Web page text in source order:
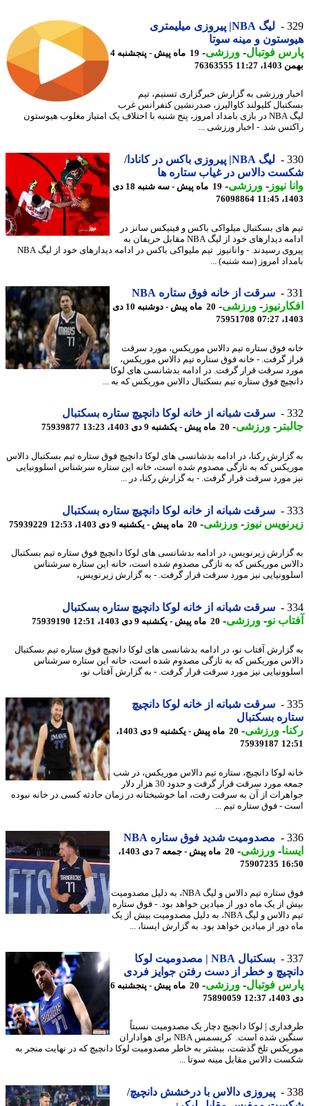
لیگ NBA| پیروزی میلیمتری
و مینه سوتا
فوتبال-ورزشی-
19 ماه پیش - پنجشنبه 4
11:27
76363555
ورزشی به گزارش خبرگزاری تسنیم، تیم
کلیولند کاوالیرز، صدرنشین کنفرانس غرب
لیگ NBA در بازی بامداد امروز، پنج شنبه با احتلاف یک امتیاز مغلوب هیوستون
شد. - اخبار ورزشی ...
لیگ NBA| پیروزی باکس در کانادا/
دالاس در غیاب ستاره ها
نیوز-ورزشی-
19 ماه پیش - سه شنبه 18 دی
76098864
های بسکتبال میلواکی باکس و فینیکس سانز در
ادامه دیدارهای خود از لیگ NBA مقابل حریفان به
پیروی رسیدند. - وانانیوز تیم ملیواکی باکس در ادامه دیدارهای خود از لیگ NBA
امروز (سه شنبه) ...
سرقت از خانه فوق ستاره NBA
-ورزشی-
20 ماه پیش - دوشنبه 10 دی
75951708
فوق ستاره تیم دالاس موریکس، مورد سرقت
گرفت. - خانه فوق ستاره تیم دالاس موریکس،
سرقت قرار گرفت. در ادامه بدشانسی های لوکا
فوق ستاره تیم بسکتبال دالاس موریکس که به ...
سرقت شبانه از خانه لوکا دانچیچ ستاره بسکتبال
-ورزشی-20 ماه پیش - یکشنبه 9 دی 1403، 13:23 75939877
رکنا، در ادامه بدشانسی های لوکا دانچیچ فوق ستاره تیم بسکتبال دالاس
که به تازگی مصدوم شده است، خانه این ستاره سرشناس اسلوونیایی
مورد سرقت قرار گرفت. - به گزارش رکنا، در ...
سرقت شبانه از خانه لوکا دانچیچ ستاره بسکتبال
نیوز-ورزشی-20 ماه پیش - یکشنبه 9 دی 1403، 12:53 75939229
زیرنویس، در ادامه بدشانسی های لوکا دانچیچ فوق ستاره تیم بسکتبال
موریکس که به تازگی مصدوم شده است، خانه این ستاره سرشناس
نیز مورد سرقت قرار گرفت. - به گزارش زیرنویس،
سرقت شبانه از خانه لوکا دانچیچ ستاره بسکتبال
نو- ورزشی-20 ماه پیش - یکشنبه 9 دی 1403، 12:51 75939190
آفتاب نو، در ادامه بدشانسی های لوکا دانچیچ فوق ستاره تیم بسکتبال
موریکس که به تازگی مصدوم شده است، خانه این ستاره سرشناس
نیز مورد سرقت قرار گرفت. - به گزارش آفتاب نو،
سرقت شبانه از خانه لوکا دانچیچ
بسکتبال
-ورزشی-
20 ماه پیش - یکشنبه 9 دی 1403،
75939187
لوکا دانچیچ، ستاره تیم دالاس موریکس، در شب
جمعه مورد سرقت قرار گرفت و حدود 30 هزار دلار
از آن به سرقت رفت، اما خوشبختانه در زمان حادثه کسی در خانه نبوده
- فوق ستاره تیم ...
مصدومیت شدید فوق ستاره NBA
-ورزشی-
20 ماه پیش - جمعه 7 دی 1403،
75907235
فوق ستاره تیم دالاس و لیگ NBA، به دلیل مصدومیت
از یک ماه دور از میادین خواهد بود. - فوق ستاره
تیم دالاس و لیگ NBA، به دلیل مصدومیت بیش از یک
دور از میادین خواهد بود. به گزارش ایسنا، ...
بسکتبال NBA | مصدومیت لوکا
و خطر از دست رفتن جوایز فردی
فوتبال-ورزشی-
20 ماه پیش - پنجشنبه 6
75890059
| لوکا دانچیچ دچار یک مصدومیت نسبتاً
سنگین شده است. کریسمس NBA برای هواداران
تلخ گذشت، بیشتر به خاطر مصدومیت لوکا دانچیچ که در نهایت منجر به
دالاس مقابل مینه سوتا ...
پیروزی دالاس با درخشش دانچیچ/